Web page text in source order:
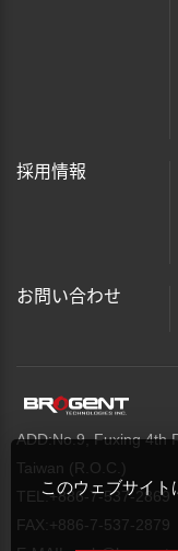
このウェブサイ
採用情報
お問い合わせ
ADD:No.9, Fuxing 4th
Taiwan (R.O.C.)
TEL:+886-7-537-2869
FAX:+886-7-537-2879